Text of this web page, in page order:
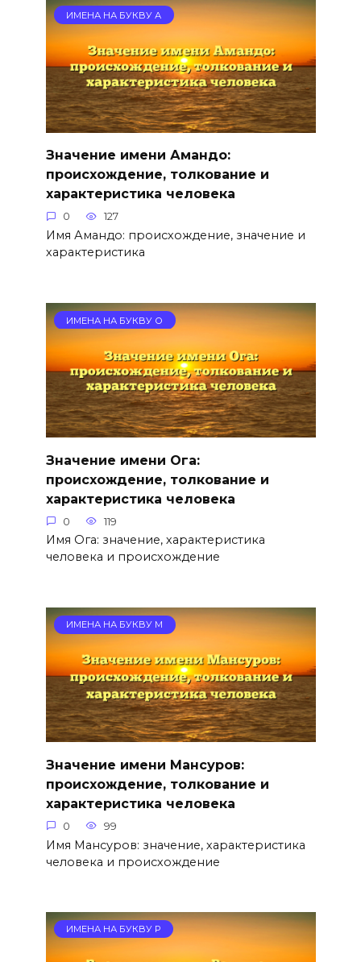
ИМЕНА НА БУКВУ А
Значение имени Амандо:
происхождение, толкование и
характеристика человека
0 127
Имя Амандо: происхождение, значение и
характеристика
ИМЕНА НА БУКВУ О
Значение имени Ога:
происхождение, толкование и
характеристика человека
0 119
Имя Ога: значение, характеристика
человека и происхождение
ИМЕНА НА БУКВУ М
Значение имени Мансуров:
происхождение, толкование и
характеристика человека
0 99
Имя Мансуров: значение, характеристика
человека и происхождение
ИМЕНА НА БУКВУ Р